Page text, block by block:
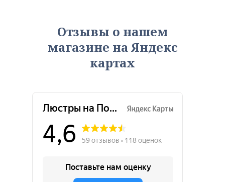
Отзывы о нашем
магазине на Яндекс
картах